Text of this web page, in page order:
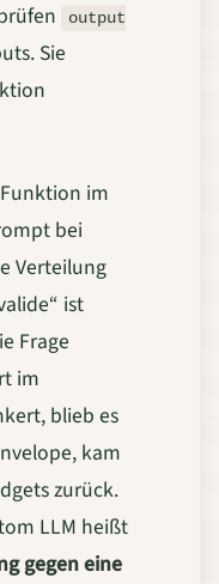
output
Sie
im
bei
Verteilung
ist
Frage
im
blieb es
kam
zurück.
LLM heißt
gegen eine